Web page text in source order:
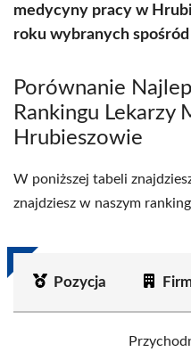
medycyny pracy w
roku wybranych
Porównanie
Rankingu Lekarzy
Hrubieszowie
W poniższej tabeli
znajdziesz w naszym
Pozycja